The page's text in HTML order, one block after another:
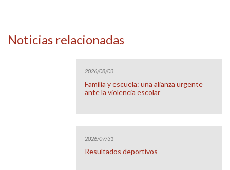
Noticias relacionadas
2026/08/03
Familia y escuela: una alianza urgente
ante la violencia escolar
2026/07/31
Resultados deportivos